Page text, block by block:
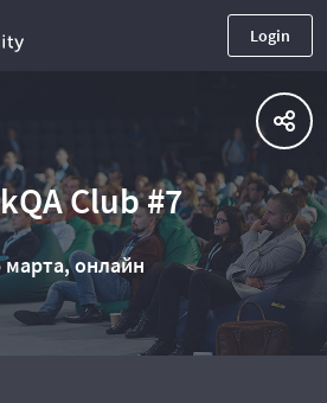
Login
Club #7
марта, онлайн